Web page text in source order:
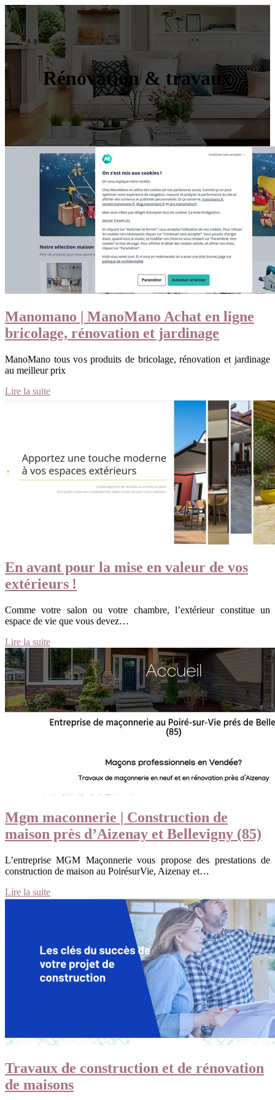
Rénovation & travaux
Manomano | ManoMano Achat en ligne
bricolage, rénovation et jardinage
ManoMano tous vos produits de bricolage, rénovation et jardinage
au meilleur prix
Lire la suite
En avant pour la mise en valeur de vos
extérieurs !
Comme votre salon ou votre chambre, l’extérieur constitue un
espace de vie que vous devez…
Lire la suite
Mgm maconnerie | Construction de
maison près d’Aizenay et Bellevigny (85)
L’entreprise MGM Maçonnerie vous propose des prestations de
construction de maison au PoirésurVie, Aizenay et…
Lire la suite
Travaux de construction et de rénovation
de maisons